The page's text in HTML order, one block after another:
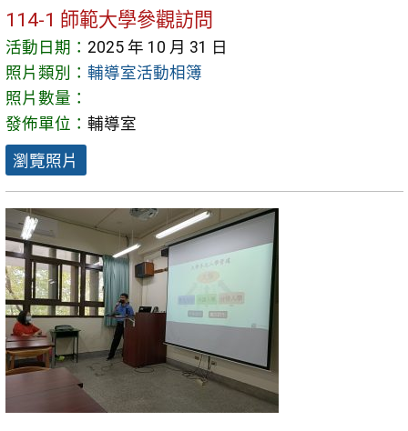
114-1 師範大學參觀訪問
活動日期： 2025 年 10 月 31 日
照片類別： 輔導室活動相簿
照片數量：
發佈單位： 輔導室
瀏覽照片